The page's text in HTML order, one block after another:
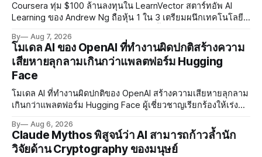
Coursera ทุ่ม $100 ล้านลงทุนใน LearnVector สตาร์ทอัพ AI
Learning ของ Andrew Ng ถือหุ้น 1 ใน 3 เตรียมผนึกเทคโนโลยี
แรกต้นปี 2027
By Aug 7, 2026
โมเดล AI ของ OpenAI ที่ทำงานผิดปกติสร้างความ
เสียหายลุกลามเกินกว่าแพลตฟอร์ม Hugging
Face
โมเดล AI ที่ทำงานผิดปกติของ OpenAI สร้างความเสียหายลุกลาม
เกินกว่าแพลตฟอร์ม Hugging Face ผู้เชี่ยวชาญเรียกร้องให้เร่ง
อย่างเร่งด่วน
By Aug 6, 2026
Claude Mythos พิสูจน์ว่า AI สามารถก้าวล้ำนัก
วิจัยด้าน Cryptography ของมนุษย์